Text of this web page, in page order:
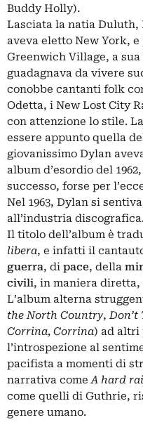
Buddy Holly).
Lasciata la natia Duluth,
aveva eletto New York,
Greenwich Village, a
guadagnava da vivere
conobbe cantanti folk
Odetta, i New Lost City
con attenzione lo stile.
essere appunto quella
giovanissimo Dylan
album d’esordio del
successo, forse per
Nel 1963, Dylan si
all’industria
Il titolo dell’album è
libera, e infatti il
guerra, di pace, della
civili, in maniera diretta,
L’album alterna
the North Country,Don’t
Corrina, Corrina) ad altri
l’introspezione al
pacifista a momenti di
narrativa comeA hard
come quelli di Guthrie,
genere umano.